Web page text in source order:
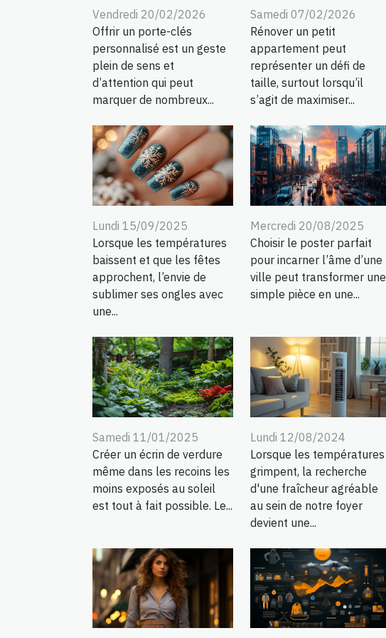
Vendredi 20/02/2026
Offrir un porte-clés
personnalisé est un geste
plein de sens et
d’attention qui peut
marquer de nombreux...
Samedi 07/02/2026
Rénover un petit
appartement peut
représenter un défi de
taille, surtout lorsqu’il
s’agit de maximiser...
Lundi 15/09/2025
Lorsque les températures
baissent et que les fêtes
approchent, l’envie de
sublimer ses ongles avec
une...
Mercredi 20/08/2025
Choisir le poster parfait
pour incarner l’âme d’une
ville peut transformer une
simple pièce en une...
Samedi 11/01/2025
Créer un écrin de verdure
même dans les recoins les
moins exposés au soleil
est tout à fait possible. Le...
Lundi 12/08/2024
Lorsque les températures
grimpent, la recherche
d'une fraîcheur agréable
au sein de notre foyer
devient une...